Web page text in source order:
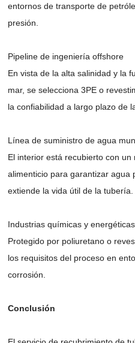
entornos de transporte de
presión.
Pipeline de ingeniería offshore
En vista de la alta salinidad y la
mar, se selecciona 3PE o
la confiabilidad a largo plazo de
Línea de suministro de agua
El interior está recubierto con
alimenticio para garantizar agua
extiende la vida útil de la tubería.
Industrias químicas y energéticas
Protegido por poliuretano o
los requisitos del proceso en
corrosión.
Conclusión